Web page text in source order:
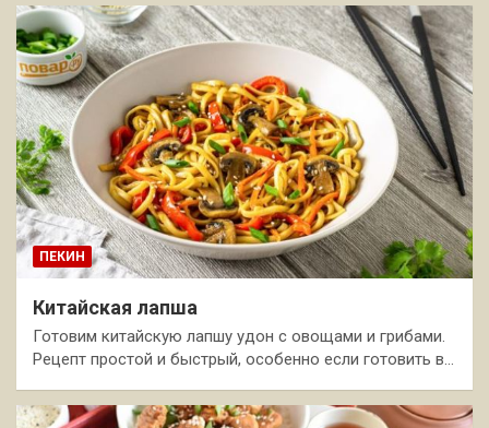
ПЕКИН
Китайская лапша
Готовим китайскую лапшу удон с овощами и грибами.
Рецепт простой и быстрый, особенно если готовить в…